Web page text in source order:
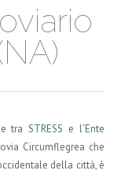
traSTRESS e l’Ente
Circumflegrea che
della città, è